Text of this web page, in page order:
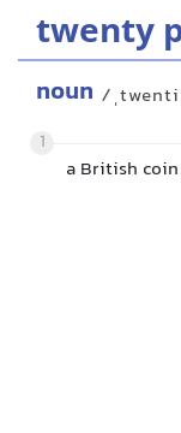
twenty
noun /
1
a British